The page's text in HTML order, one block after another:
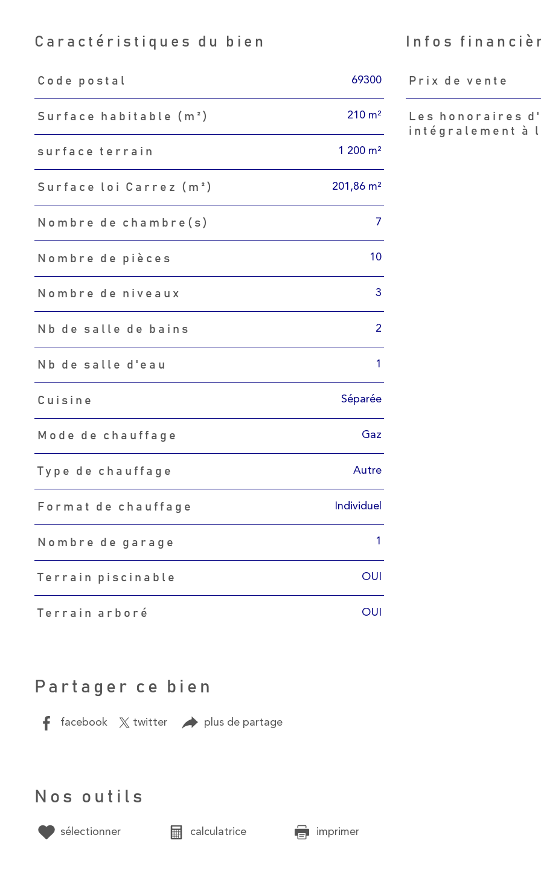
Caractéristiques du bien
Caractéristiques Valeurs
Code postal 69300
Surface habitable (m²) 210 m²
surface terrain 1 200 m²
Surface loi Carrez (m²) 201,86 m²
Nombre de chambre(s) 7
Nombre de pièces 10
Nombre de niveaux 3
Nb de salle de bains 2
Nb de salle d'eau 1
Cuisine Séparée
Mode de chauffage Gaz
Type de chauffage Autre
Format de chauffage Individuel
Nombre de garage 1
Terrain piscinable OUI
Terrain arboré OUI
Infos
Caractéristiques Valeurs
Prix de vente
Les honoraires
intégralement à
Partager ce bien
facebook twitter plus de partage
Nos outils
sélectionner calculatrice imprimer